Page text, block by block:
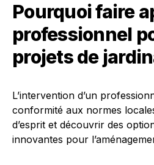
Pourquoi faire
professionnel
projets de
L’intervention d’un
conformité aux normes
d’esprit et découvrir des
innovantes pour